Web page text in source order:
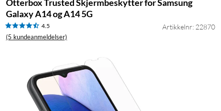
Otterbox Trusted Skjermbeskytter for Samsung
Galaxy A14 og A14 5G
4.5
(5 kundeanmeldelser)
Artikkelnr: 22870